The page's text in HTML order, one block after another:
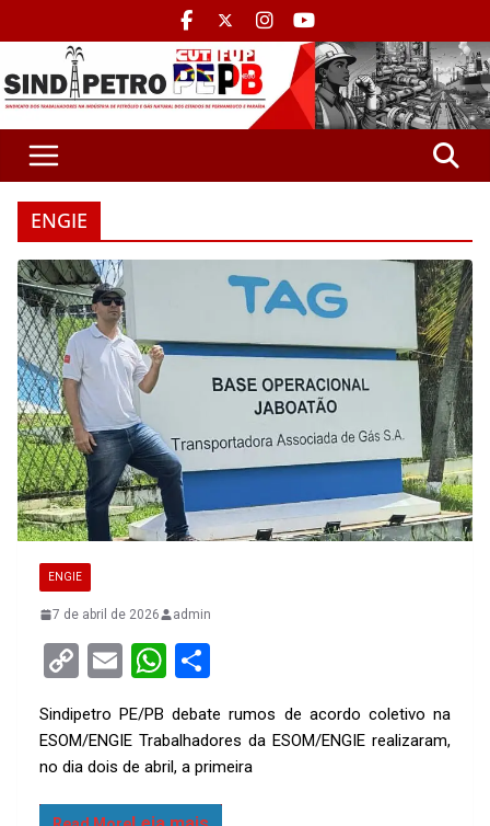
ENGIE
ENGIE
7 de abril de 2026 admin
C
py
Li
n
E
ail
W
at
s
A
ar
e
Sindipetro PE/PB debate rumos de acordo coletivo na
ESOM/ENGIE Trabalhadores da ESOM/ENGIE realizaram,
no dia dois de abril, a primeira